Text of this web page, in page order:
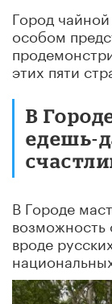
Город
особом
этих пяти
В
едешь-
В Городе
возможность
вроде